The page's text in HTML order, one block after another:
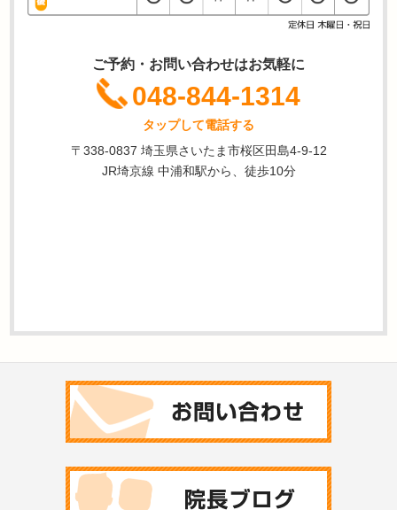
ご予約・お問い合わせはお気軽に
048-844-1314
タップして電話する
〒338-0837 埼玉県さいたま市桜区田島4-9-12
JR埼京線 中浦和駅から、徒歩10分